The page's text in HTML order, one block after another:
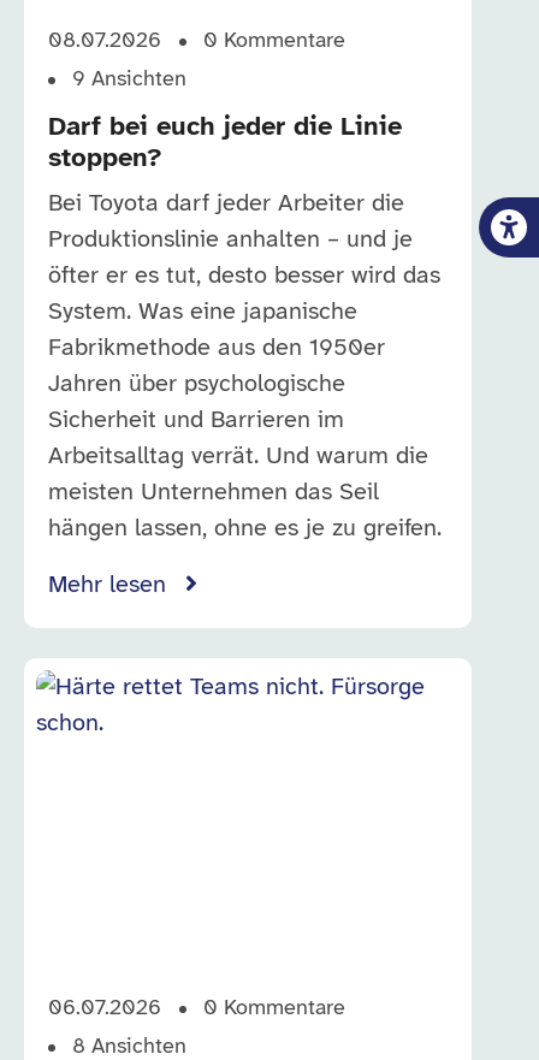
08.07.2026 0 Kommentare
9 Ansichten
Darf bei euch jeder die Linie
stoppen?
Bei Toyota darf jeder Arbeiter die
Produktionslinie anhalten – und je
öfter er es tut, desto besser wird das
System. Was eine japanische
Fabrikmethode aus den 1950er
Jahren über psychologische
Sicherheit und Barrieren im
Arbeitsalltag verrät. Und warum die
meisten Unternehmen das Seil
hängen lassen, ohne es je zu greifen.
Mehr lesen
06.07.2026 0 Kommentare
8 Ansichten